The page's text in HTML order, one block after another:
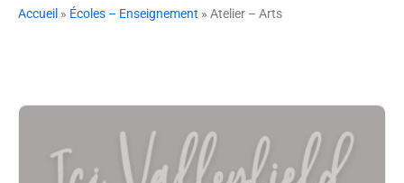
Accueil » Écoles – Enseignement » Atelier – Arts